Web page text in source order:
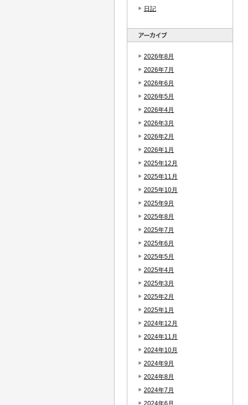
日記
2026年8月
2026年7月
2026年6月
2026年5月
2026年4月
2026年3月
2026年2月
2026年1月
2025年12月
2025年11月
2025年10月
2025年9月
2025年8月
2025年7月
2025年6月
2025年5月
2025年4月
2025年3月
2025年2月
2025年1月
2024年12月
2024年11月
2024年10月
2024年9月
2024年8月
2024年7月
2024年6月